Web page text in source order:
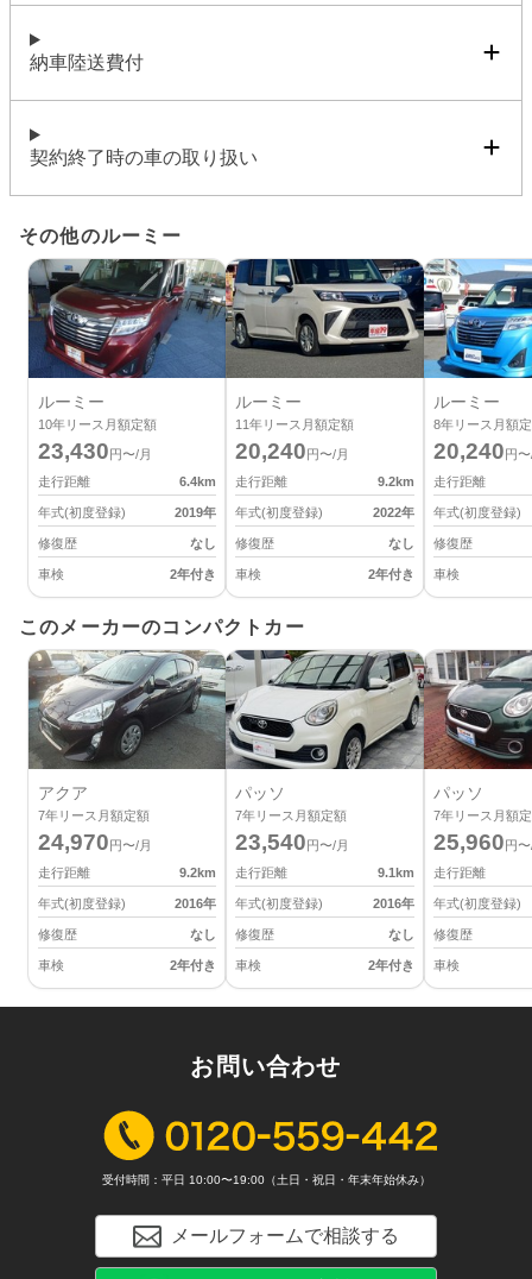
納車陸送費付
契約終了時の車の取り扱い
その他のルーミー
ルーミー
10年リース月額定額
23,430円〜/月
走行距離
6.4km
年式(初度登録) 2019年
修復歴 なし
車検 2年付き
ルーミー
11年リース月額定額
20,240円〜/月
走行距離
9.2km
年式(初度登録) 2022年
修復歴 なし
車検 2年付き
ルーミー
8年リース月額
20,240円
走行距離
年式(初度登録)
修復歴
車検
このメーカーのコンパクトカー
アクア
7年リース月額定額
24,970円〜/月
走行距離
9.2km
年式(初度登録) 2016年
修復歴 なし
車検 2年付き
パッソ
7年リース月額定額
23,540円〜/月
走行距離
9.1km
年式(初度登録) 2016年
修復歴 なし
車検 2年付き
パッソ
7年リース月額
25,960円
走行距離
年式(初度登録)
修復歴
車検
お問い合わせ
受付時間：平日 10:00〜19:00（土日・祝日・年末年始休み）
メールフォームで相談する